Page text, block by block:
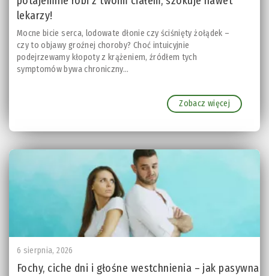
lekarzy!
Mocne bicie serca, lodowate dłonie czy ściśnięty żołądek –
czy to objawy groźnej choroby? Choć intuicyjnie
podejrzewamy kłopoty z krążeniem, źródłem tych
symptomów bywa chroniczny...
Zobacz więcej
6 sierpnia, 2026
Fochy, ciche dni i głośne westchnienia – jak pasywna